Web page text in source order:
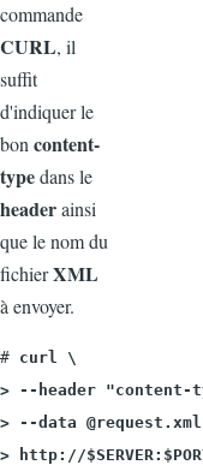
commande
CURL, il
suffit
d'indiquer le
bon content-
typedans le
headerainsi
que le nom du
fichierXML
à envoyer.
# curl \
> --header "content-
> --data
> http://